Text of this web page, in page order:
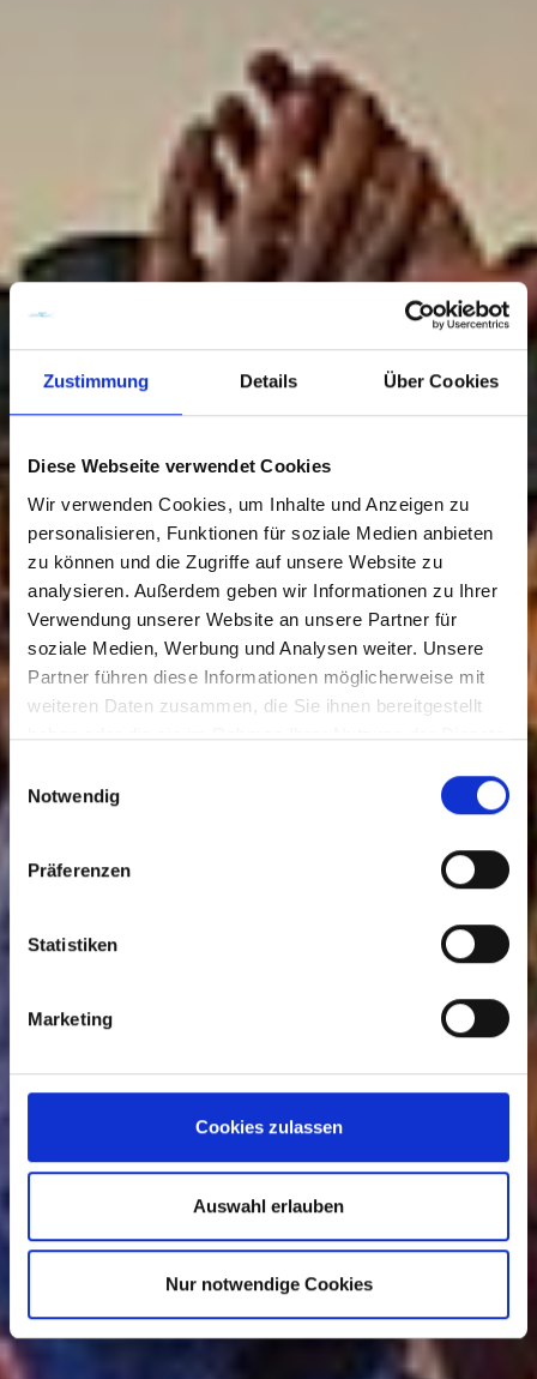
Zustimmung Details Über Cookies
Diese Webseite verwendet Cookies
Wir verwenden Cookies, um Inhalte und Anzeigen zu
personalisieren, Funktionen für soziale Medien anbieten
zu können und die Zugriffe auf unsere Website zu
analysieren. Außerdem geben wir Informationen zu Ihrer
Verwendung unserer Website an unsere Partner für
soziale Medien, Werbung und Analysen weiter. Unsere
Partner führen diese Informationen möglicherweise mit
weiteren Daten zusammen, die Sie ihnen bereitgestellt
haben oder die sie im Rahmen Ihrer Nutzung der Dienste
Notwendig
Präferenzen
Statistiken
Marketing
Cookies zulassen
Auswahl erlauben
Nur notwendige Cookies
Events